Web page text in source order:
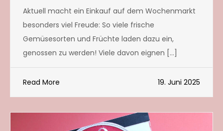
Aktuell macht ein Einkauf auf dem Wochenmarkt
besonders viel Freude: So viele frische
Gemüsesorten und Früchte laden dazu ein,
genossen zu werden! Viele davon eignen […]
Read More 19. Juni 2025